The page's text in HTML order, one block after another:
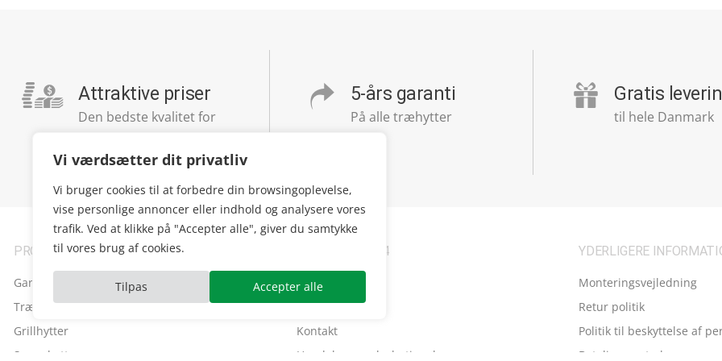
Vi værdsætter dit privatliv
Vi bruger cookies til at forbedre din browsingoplevelse,
vise personlige annoncer eller indhold og analysere vores
trafik. Ved at klikke på "Accepter alle", giver du samtykke
til vores brug af cookies.
Tilpas Accepter alle
Attraktive priser
Den bedste kvalitet for
5-års garanti
På alle træhytter
Gratis
til hele Danmark
PRODUKTER
Garager
Træhytter
Grillhytter
Saunahytter
TRÆHYTTER 24
Hjem
Om os
Kontakt
Handels- og salgsbetingelser
YDERLIGERE
Monteringsvejledning
Retur politik
Politik til beskyttelse af
Betalingsmetoder